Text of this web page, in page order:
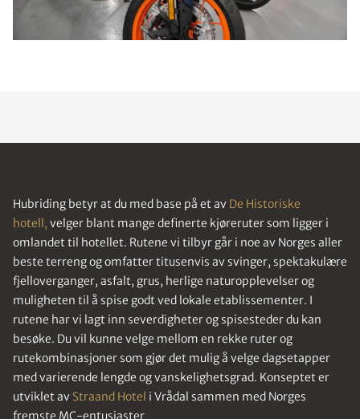
Hubriding betyr at du med base på et av De Historiske
hotell, velger blant mange definerte kjøreruter som ligger i
omlandet til hotellet. Rutene vi tilbyr går i noe av Norges aller
beste terreng og omfatter titusenvis av svinger, spektakulære
fjelloverganger, asfalt, grus, herlige naturopplevelser og
muligheten til å spise godt ved lokale etablissementer. I
rutene har vi lagt inn severdigheter og spisesteder du kan
besøke. Du vil kunne velge mellom en rekke ruter og
rutekombinasjoner som gjør det mulig å velge dagsetapper
med varierende lengde og vanskelighetsgrad. Konseptet er
utviklet av Straand Hotel i Vrådal sammen med Norges
fremste MC-entusiaster